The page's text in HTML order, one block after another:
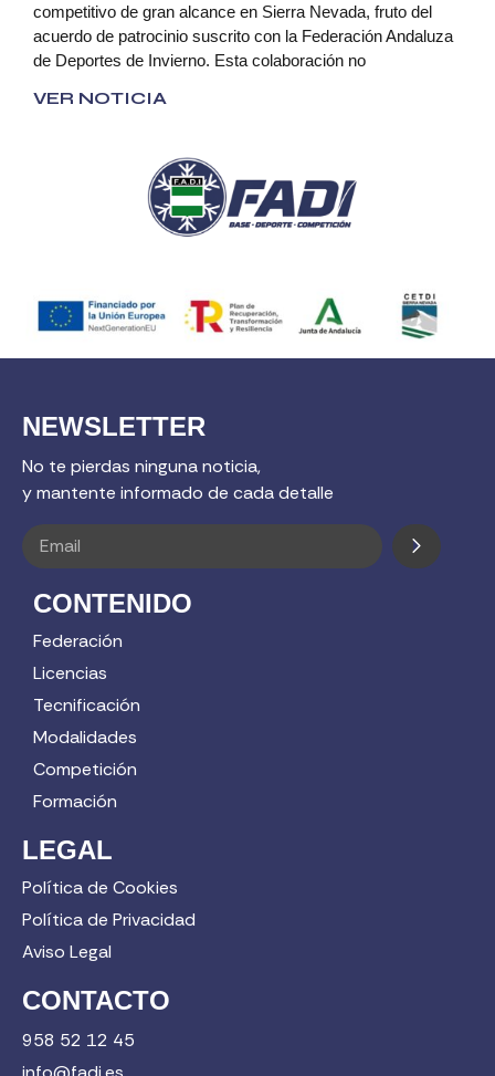
competitivo de gran alcance en Sierra Nevada, fruto del
acuerdo de patrocinio suscrito con la Federación Andaluza
de Deportes de Invierno. Esta colaboración no
VER NOTICIA
NEWSLETTER
No te pierdas ninguna noticia,
y mantente informado de cada detalle
CONTENIDO
Federación
Licencias
Tecnificación
Modalidades
Competición
Formación
LEGAL
Política de Cookies
Política de Privacidad
Aviso Legal
CONTACTO
958 52 12 45